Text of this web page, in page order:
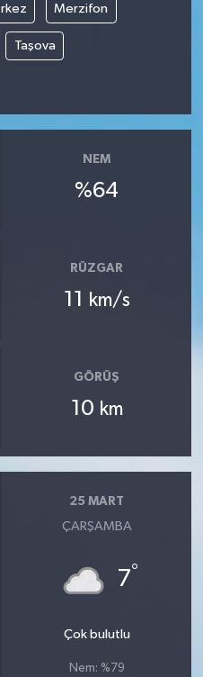
Merzifon
Taşova
NEM
%64
RÜZGAR
11 km/s
GÖRÜŞ
10 km
25 MART
ÇARŞAMBA
7°
Çok bulutlu
Nem: %79